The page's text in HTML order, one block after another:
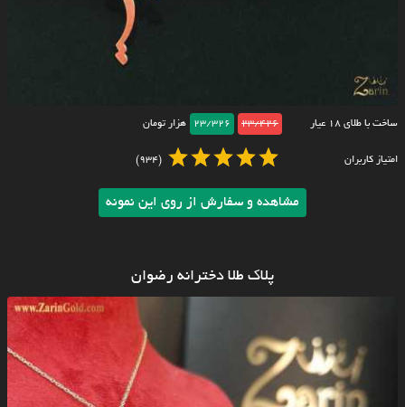
ساخت با طلای ۱۸ عیار 23/426
23/326 هزار تومان
امتیاز کاربران (934)
مشاهده و سفارش از روی این نمونه
پلاک طلا دخترانه رضوان